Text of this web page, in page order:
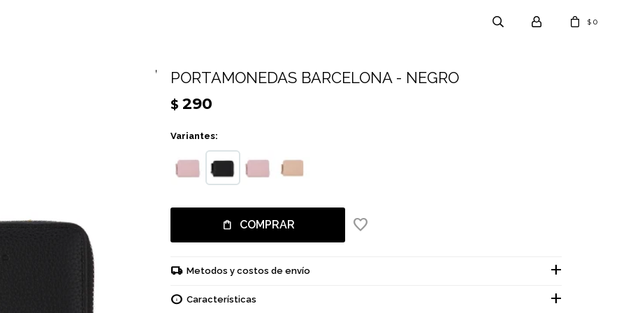
$ 0
PORTAMONEDAS BARCELONA - NEGRO
$ 290
Variantes:
COMPRAR
Metodos y costos de envío
Características